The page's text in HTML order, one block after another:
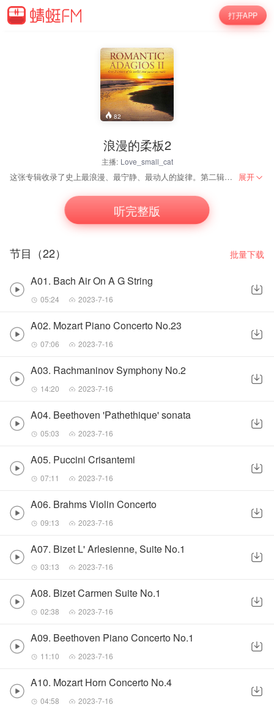
打开APP
82
浪漫的柔板2
主播: Love_small_cat
这张专辑收录了史上最浪漫、最宁静、最动人的旋律。第二辑延续了第一辑优美深情的内容，包含了更多为人所熟悉的古典名曲，但也收录了少数不为人知的珍奇曲目，例如普契尼《Crisantemi》便难得一闻，略带感伤的优美曲调，令人回味无穷。曲目包括巴赫、普契尼、拉赫玛尼诺夫、勃拉姆斯、莫扎特、比才、贝多芬、瓦格纳、肖邦、李斯特、德彪西、柴科夫斯基、格里格等作曲家的著名作品，由阿什肯纳齐、卡拉扬、海廷克、马里纳、梅塔等指挥大师诠释，会给你最优美舒适的听觉享受，令人无从抗拒。 展开
听完整版
节目（22） 批量下载
A01. Bach Air On A G String
05:24 2023-7-16
A02. Mozart Piano Concerto No.23
07:06 2023-7-16
A03. Rachmaninov Symphony No.2
14:20 2023-7-16
A04. Beethoven 'Pathethique' sonata
05:03 2023-7-16
A05. Puccini Crisantemi
07:11 2023-7-16
A06. Brahms Violin Concerto
09:13 2023-7-16
A07. Bizet L' Arlesienne, Suite No.1
03:13 2023-7-16
A08. Bizet Carmen Suite No.1
02:38 2023-7-16
A09. Beethoven Piano Concerto No.1
11:10 2023-7-16
A10. Mozart Horn Concerto No.4
04:58 2023-7-16